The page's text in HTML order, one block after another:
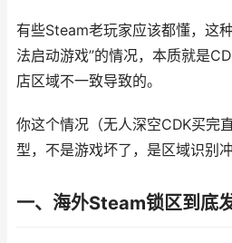
有些Steam老玩家应该都懂，这
法启动游戏”的情况，本质就是
店区域不一致导致的。
你这个情况（无人深空CDK买完
型，不是游戏坏了，是区域识别冲
一、海外Steam锁区到底